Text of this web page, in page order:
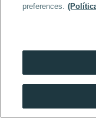
¿Necesito
Depende de qué
aplicación que
Desktop con
necesitas
servidor MCP que
¿Quieres
preferences.